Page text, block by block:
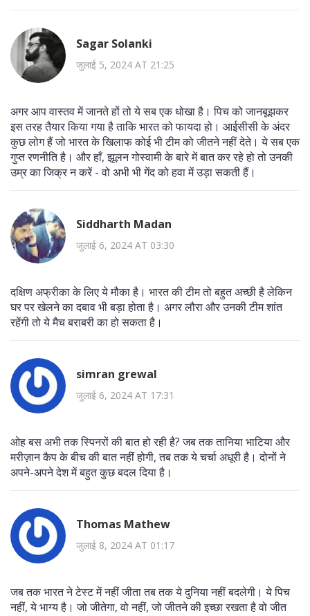
Sagar Solanki
जुलाई 5, 2024 AT 21:25
अगर आप वास्तव में जानते हों तो ये सब एक धोखा है। पिच को जानबूझकर
इस तरह तैयार किया गया है ताकि भारत को फायदा हो। आईसीसी के अंदर
कुछ लोग हैं जो भारत के खिलाफ कोई भी टीम को जीतने नहीं देते। ये सब एक
गुप्त रणनीति है। और हाँ, झूलन गोस्वामी के बारे में बात कर रहे हो तो उनकी
उम्र का जिक्र न करें - वो अभी भी गेंद को हवा में उड़ा सकती हैं।
Siddharth Madan
जुलाई 6, 2024 AT 03:30
दक्षिण अफ्रीका के लिए ये मौका है। भारत की टीम तो बहुत अच्छी है लेकिन
घर पर खेलने का दबाव भी बड़ा होता है। अगर लौरा और उनकी टीम शांत
रहेंगी तो ये मैच बराबरी का हो सकता है।
simran grewal
जुलाई 6, 2024 AT 17:31
ओह बस अभी तक स्पिनरों की बात हो रही है? जब तक तानिया भाटिया और
मरीज़ान कैप के बीच की बात नहीं होगी, तब तक ये चर्चा अधूरी है। दोनों ने
अपने-अपने देश में बहुत कुछ बदल दिया है।
Thomas Mathew
जुलाई 8, 2024 AT 01:17
जब तक भारत ने टेस्ट में नहीं जीता तब तक ये दुनिया नहीं बदलेगी। ये पिच
नहीं, ये भाग्य है। जो जीतेगा, वो नहीं, जो जीतने की इच्छा रखता है वो जीत